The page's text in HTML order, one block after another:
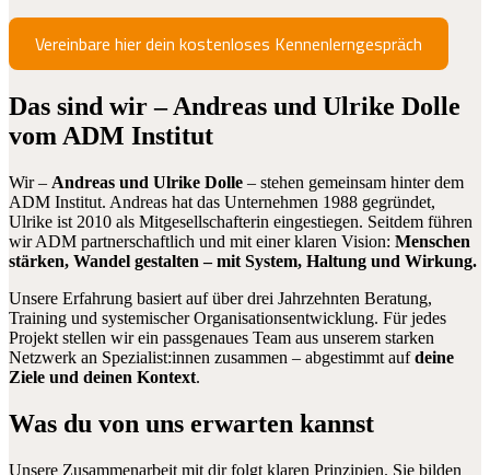
Vereinbare hier dein kostenloses Kennenlerngespräch
Das sind wir – Andreas und Ulrike Dolle
vom ADM Institut
Wir – Andreas und Ulrike Dolle – stehen gemeinsam hinter dem
ADM Institut. Andreas hat das Unternehmen 1988 gegründet,
Ulrike ist 2010 als Mitgesellschafterin eingestiegen. Seitdem führen
wir ADM partnerschaftlich und mit einer klaren Vision: Menschen
stärken, Wandel gestalten – mit System, Haltung und Wirkung.
Unsere Erfahrung basiert auf über drei Jahrzehnten Beratung,
Training und systemischer Organisationsentwicklung. Für jedes
Projekt stellen wir ein passgenaues Team aus unserem starken
Netzwerk an Spezialist:innen zusammen – abgestimmt aufdeine
Ziele und deinen Kontext.
Was du von uns erwarten kannst
Unsere Zusammenarbeit mit dir folgt klaren Prinzipien. Sie bilden